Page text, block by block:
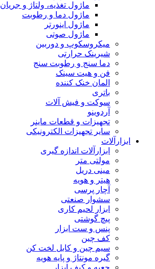
ماژول تغذیه، ولتاژ و جریان
ماژول دما و رطوبت
ماژول اینورتر
ماژول صوتی
میکروسکوپ و دوربین
شیرینک حرارتی
دما سنج و رطوبت سنج
فن و هیت سینک
المان خنک کننده
باتری
سوکت و فیش آلات
آردوینو
تجهیزات و قطعات ماینر
سایر تجهیزات الکترونیکی
ابزارآلات
ابزارآلات اندازه گیری
مولتی متر
مینی دریل
هیتر و هویه
آچار پرسی
سشوار صنعتی
ابزار لحیم کاری
پیچ گوشتی
پنس و ست ابزار
کف چین
سیم چین و کابل لخت کن
گیره مونتاژ و پایه هویه
جعبه و کیف ابزار